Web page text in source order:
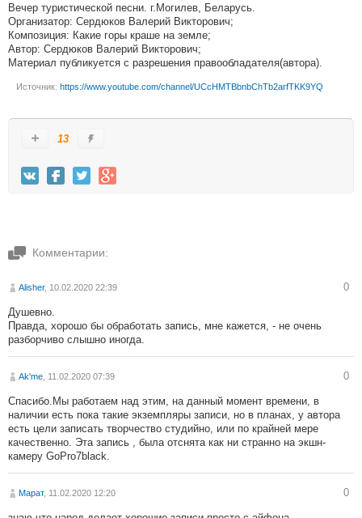
Вечер туристической песни. г.Могилев, Беларусь.
Организатор: Сердюков Валерий Викторович;
Композиция: Какие горы краше на земле;
Автор: Сердюков Валерий Викторович;
Материал публикуется с разрешения правообладателя(автора).
Источник: https://www.youtube.com/channel/UCcHMTBbnbChTb2arfTKK9YQ
13
Комментарии:
Alisher, 10.02.2020 22:39 0
Душевно.
Правда, хорошо бы обработать запись, мне кажется, - не очень
разборчиво слышно иногда.
Ak'me , 11.02.2020 07:39 0
Спасибо.Мы работаем над этим, на данный момент времени, в
наличии есть пока такие экземпляры записи, но в планах, у автора
есть цели записать творчество студийно, или по крайней мере
качественно. Эта запись , была отснята как ни странно на экшн-
камеру GoPro7black.
Марат, 11.02.2020 12:20 0